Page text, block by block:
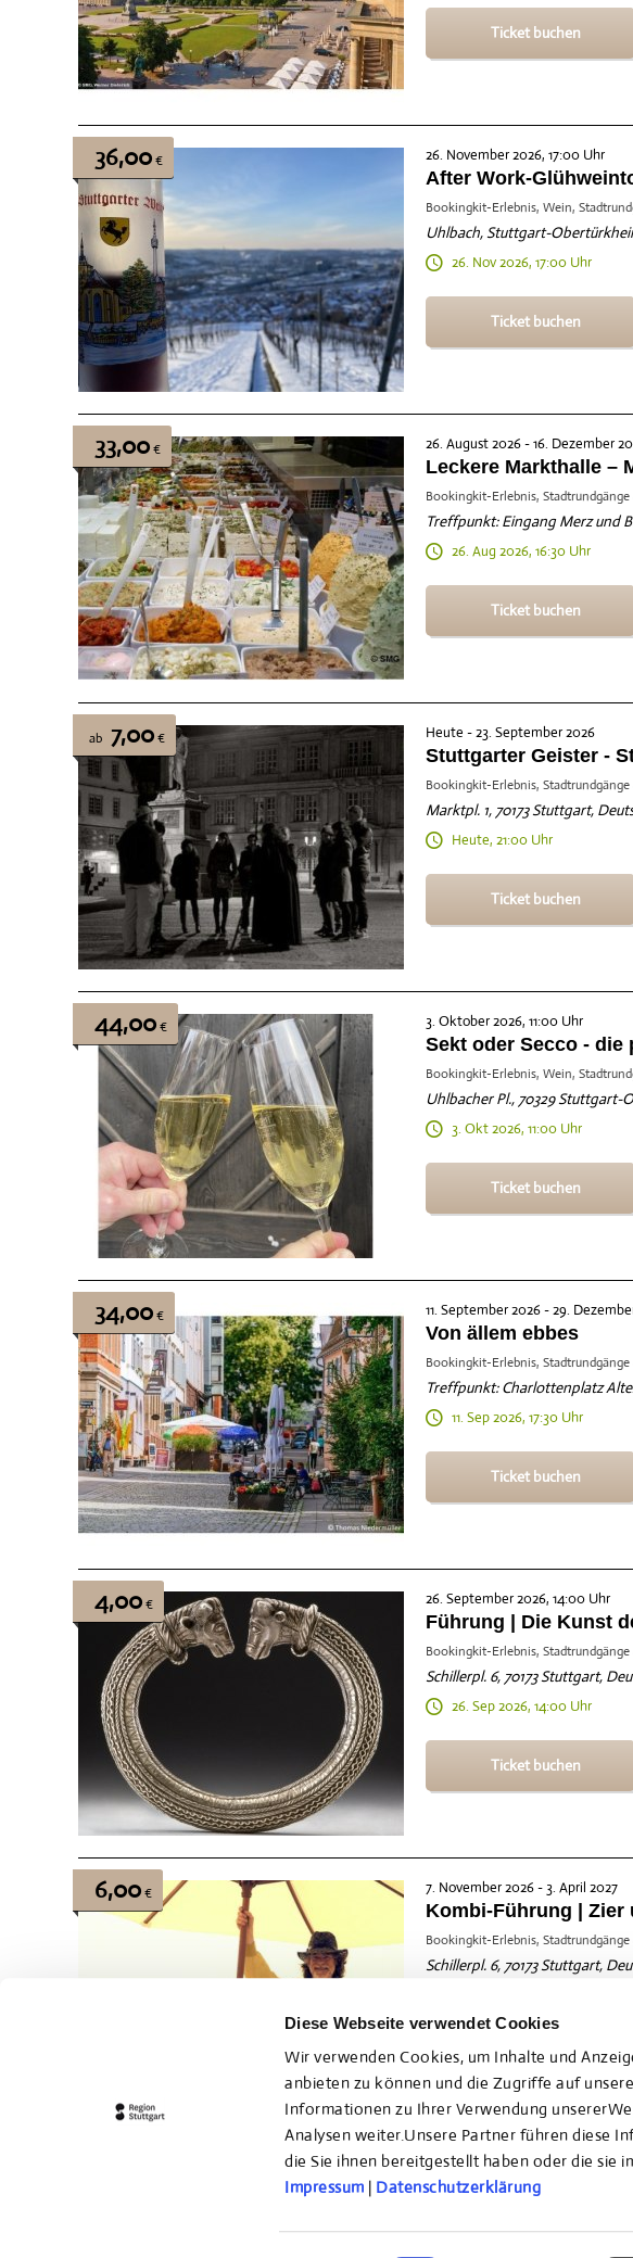
Diese Webseite verwendet Cookies
Wir verwenden Cookies, um Inhalte und
anbieten zu können und die Zugriffe auf
Informationen zu Ihrer Verwendung
Analysen weiter.Unsere Partner führen diese
die Sie ihnen bereitgestellt haben oder die sie
Impressum | Datenschutzerklärung
Ticket buchen
36,00€ 26. November 2026, 17:00 Uhr
After Work-
Bookingkit-Erlebnis, Wein,
Uhlbach, Stuttgart-
26. Nov 2026, 17:00 Uhr
Ticket buchen
33,00€ 26. August 2026 - 16. Dezember
Leckere Markthalle –
Bookingkit-Erlebnis, Stadtrundgänge
Treffpunkt: Eingang Merz und
26. Aug 2026, 16:30 Uhr
Ticket buchen
ab 7,00€ Heute - 23. September 2026
Stuttgarter Geister -
Bookingkit-Erlebnis, Stadtrundgänge
Marktpl. 1, 70173 Stuttgart,
Heute, 21:00 Uhr
Ticket buchen
44,00€ 3. Oktober 2026, 11:00 Uhr
Sekt oder Secco -
Bookingkit-Erlebnis, Wein,
Uhlbacher Pl., 70329
3. Okt 2026, 11:00 Uhr
Ticket buchen
34,00€ 11. September 2026 - 29.
Von ällem ebbes
Bookingkit-Erlebnis, Stadtrundgänge
Treffpunkt: Charlottenplatz
11. Sep 2026, 17:30 Uhr
Ticket buchen
4,00€ 26. September 2026, 14:00 Uhr
Führung | Die Kunst
Bookingkit-Erlebnis, Stadtrundgänge
Schillerpl. 6, 70173 Stuttgart,
26. Sep 2026, 14:00 Uhr
Ticket buchen
6,00€ 7. November 2026 - 3. April 2027
Kombi-Führung | Zier
Bookingkit-Erlebnis, Stadtrundgänge
Schillerpl. 6, 70173 Stuttgart,
Ticket buchen